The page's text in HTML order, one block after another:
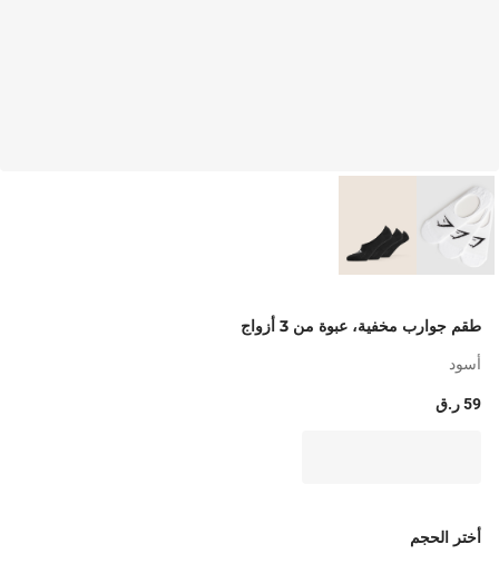
طقم جوارب مخفية، عبوة من 3 أزواج
أسود
59 ر.ق
أختر الحجم